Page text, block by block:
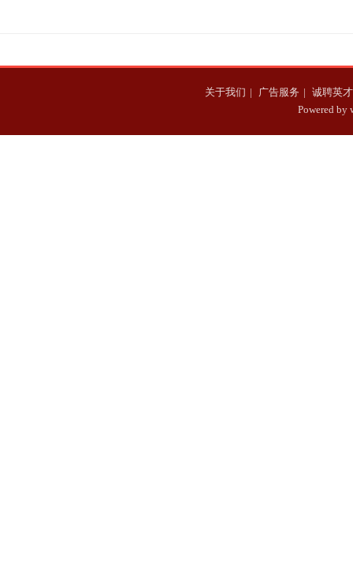
关于我们 | 广告服务 | 诚聘英才
Powered by